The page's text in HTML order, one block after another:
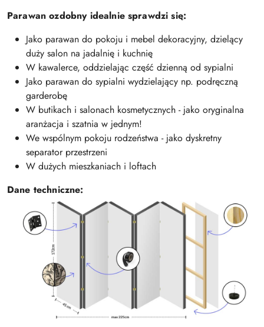
Parawan ozdobny idealnie sprawdzi się:
Jako parawan do pokoju i mebel dekoracyjny, dzielący
duży salon na jadalnię i kuchnię
W kawalerce, oddzielając część dzienną od sypialni
Jako parawan do sypialni wydzielający np. podręczną
garderobę
W butikach i salonach kosmetycznych - jako oryginalna
aranżacja i szatnia w jednym!
We wspólnym pokoju rodzeństwa - jako dyskretny
separator przestrzeni
W dużych mieszkaniach i loftach
Dane techniczne: